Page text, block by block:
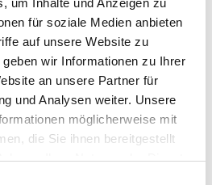
für soziale Medien anbieten
auf unsere Website zu
wir Informationen zu Ihrer
an unsere Partner für
und Analysen weiter. Unsere
möglicherweise mit
die Sie ihnen bereitgestellt
Ihrer Nutzung der Dienste
1 St.